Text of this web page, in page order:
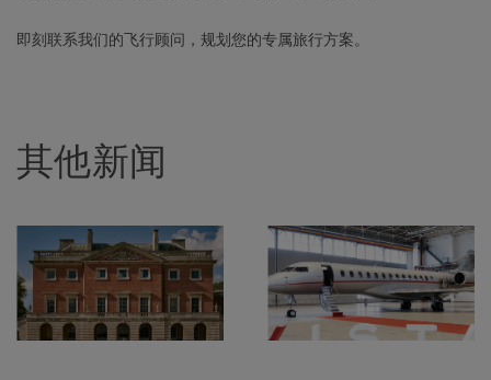
即刻联系我们的飞行顾问，规划您的专属旅行方案。
其他新闻